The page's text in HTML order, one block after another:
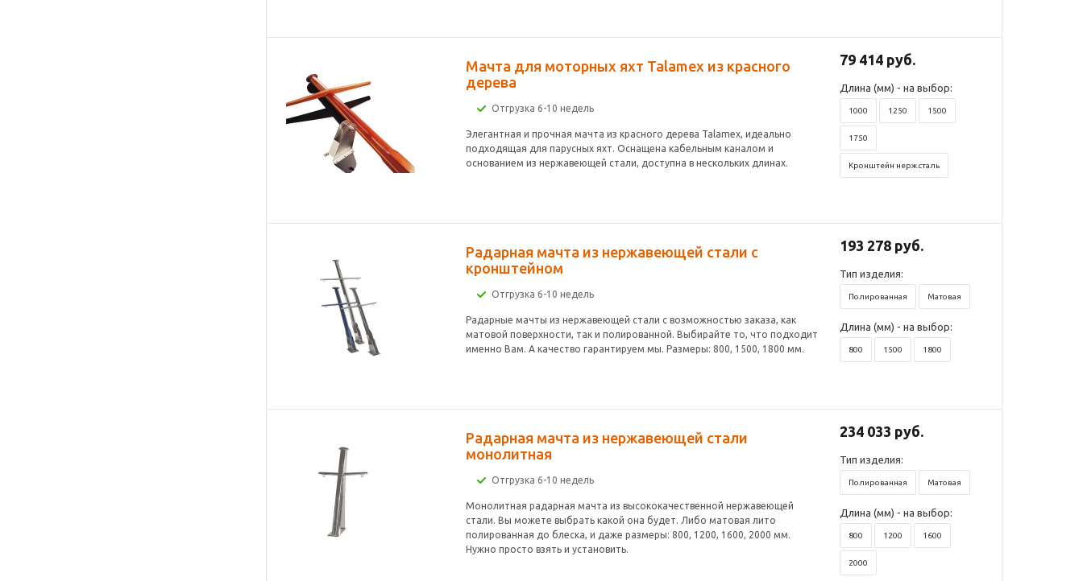
Мачта для моторных яхт Talamex из красного
дерева
Отгрузка 6-10 недель
Элегантная и прочная мачта из красного дерева Talamex, идеально
подходящая для парусных яхт. Оснащена кабельным каналом и
основанием из нержавеющей стали, доступна в нескольких длинах.
79 414 руб.
Длина (мм) - на выбор:
1000 1250 1500
1750
Кронштейн нерж.сталь
Радарная мачта из нержавеющей стали с
кронштейном
Отгрузка 6-10 недель
Радарные мачты из нержавеющей стали с возможностью заказа, как
матовой поверхности, так и полированной. Выбирайте то, что подходит
именно Вам. А качество гарантируем мы. Размеры: 800, 1500, 1800 мм.
193 278 руб.
Тип изделия:
Полированная Матовая
Длина (мм) - на выбор:
800 1500 1800
Радарная мачта из нержавеющей стали
монолитная
Отгрузка 6-10 недель
Монолитная радарная мачта из высококачественной нержавеющей
стали. Вы можете выбрать какой она будет. Либо матовая лито
полированная до блеска, и даже размеры: 800, 1200, 1600, 2000 мм.
Нужно просто взять и установить.
234 033 руб.
Тип изделия:
Полированная Матовая
Длина (мм) - на выбор:
800 1200 1600
2000